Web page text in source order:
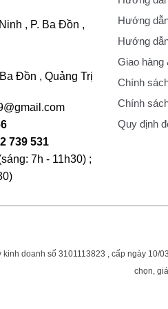
, P. Ba Đồn ,
Đồn , Quảng Trị
739 531
7h - 11h30) ;
Hướng
Hướng
Giao hàng
Chính
Chính
Quy định
doanh số 3101113823 , cấp ngày 10/
chọn,